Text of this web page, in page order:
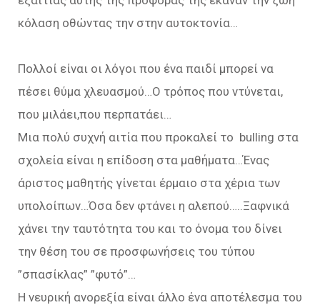
κόλαση οθώντας την στην αυτοκτονία…
Πολλοί είναι οι λόγοι που ένα παιδί μπορεί να
πέσει θύμα χλευασμού…Ο τρόπος που ντύνεται,
που μιλάει,που περπατάει…
Μια πολύ συχνή αιτία που προκαλεί το bulling στα
σχολεία είναι η επίδοση στα μαθήματα…Ένας
άριστος μαθητής γίνεται έρμαιο στα χέρια των
υπολοίπων…Όσα δεν φτάνει η αλεπού…..Ξαφνικά
χάνει την ταυτότητα του και το όνομα του δίνει
την θέση του σε προσφωνήσεις του τύπου
”σπασίκλας” ”φυτό”…
Η νευρική ανορεξία είναι άλλο ένα αποτέλεσμα του